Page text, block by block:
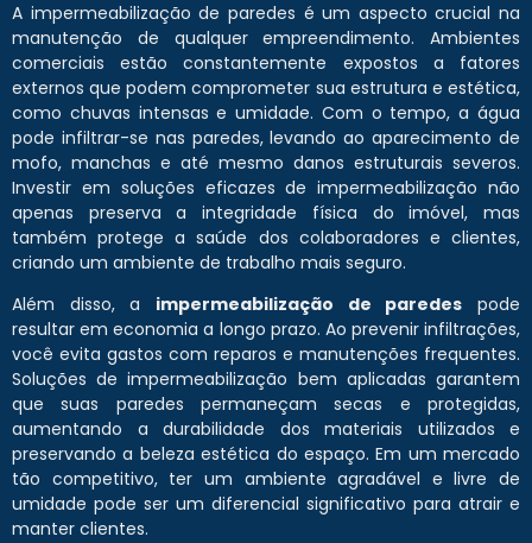
A impermeabilização de paredes é um aspecto crucial na
manutenção de qualquer empreendimento. Ambientes
comerciais estão constantemente expostos a fatores
externos que podem comprometer sua estrutura e estética,
como chuvas intensas e umidade. Com o tempo, a água
pode infiltrar-se nas paredes, levando ao aparecimento de
mofo, manchas e até mesmo danos estruturais severos.
Investir em soluções eficazes de impermeabilização não
apenas preserva a integridade física do imóvel, mas
também protege a saúde dos colaboradores e clientes,
criando um ambiente de trabalho mais seguro.
Além disso, a impermeabilização de paredes pode
resultar em economia a longo prazo. Ao prevenir infiltrações,
você evita gastos com reparos e manutenções frequentes.
Soluções de impermeabilização bem aplicadas garantem
que suas paredes permaneçam secas e protegidas,
aumentando a durabilidade dos materiais utilizados e
preservando a beleza estética do espaço. Em um mercado
tão competitivo, ter um ambiente agradável e livre de
umidade pode ser um diferencial significativo para atrair e
manter clientes.